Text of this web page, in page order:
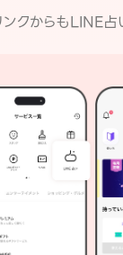
クからもLINE占